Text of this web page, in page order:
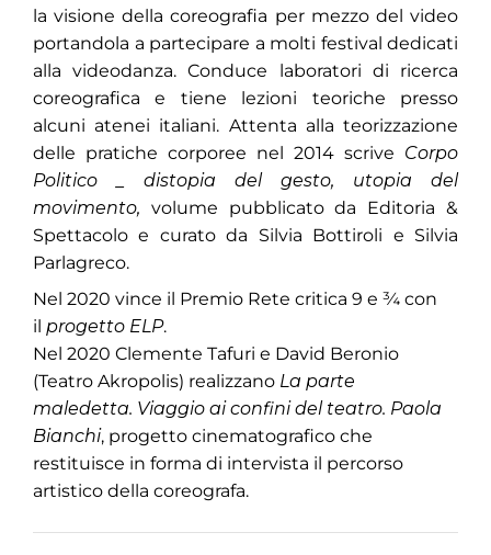
la visione della coreografia per mezzo del video
portandola a partecipare a molti festival dedicati
alla videodanza. Conduce laboratori di ricerca
coreografica e tiene lezioni teoriche presso
alcuni atenei italiani. Attenta alla teorizzazione
delle pratiche corporee nel 2014 scrive Corpo
Politico _ distopia del gesto, utopia del
movimento, volume pubblicato da Editoria &
Spettacolo e curato da Silvia Bottiroli e Silvia
Parlagreco.
Nel 2020 vince il Premio Rete critica 9 e ¾ con
il progetto ELP.
Nel 2020 Clemente Tafuri e David Beronio
(Teatro Akropolis) realizzano La parte
maledetta. Viaggio ai confini del teatro. Paola
Bianchi, progetto cinematografico che
restituisce in forma di intervista il percorso
artistico della coreografa.